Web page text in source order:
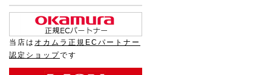
当店は オカムラ正規ECパートナー
認定ショップです